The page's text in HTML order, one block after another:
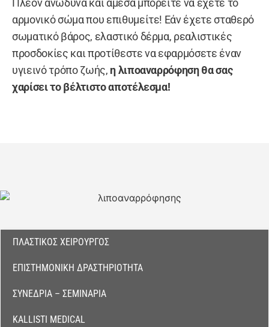
Πλέον ανώδυνα και άμεσα μπορείτε να έχετε το
αρμονικό σώμα που επιθυμείτε! Εάν έχετε σταθερό
σωματικό βάρος, ελαστικό δέρμα, ρεαλιστικές
προσδοκίες και προτίθεστε να εφαρμόσετε έναν
υγιεινό τρόπο ζωής, η λιποαναρρόφηση θα σας
χαρίσει το βέλτιστο αποτέλεσμα!
ΠΛΑΣΤΙΚΌΣ ΧΕΙΡΟΥΡΓΌΣ
ΕΠΙΣΤΗΜΟΝΙΚΉ ΔΡΑΣΤΗΡΙΌΤΗΤΑ
ΣΥΝΈΔΡΙΑ – ΣΕΜΙΝΆΡΙΑ
KALLISTI MEDICAL